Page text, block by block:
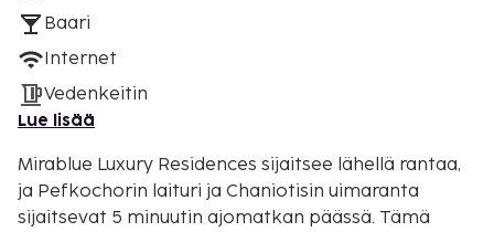
Baari
Internet
Vedenkeitin
Lue lisää
Mirablue Luxury Residences sijaitsee lähellä rantaa,
ja Pefkochorin laituri ja Chaniotisin uimaranta
sijaitsevat 5 minuutin ajomatkan päässä. Tämä